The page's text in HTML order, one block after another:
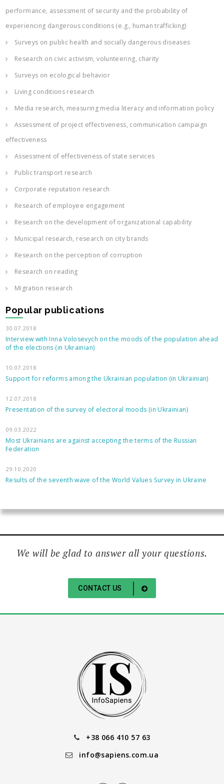
performance, assessment of security and the probability of
experiencing dangerous conditions (e.g., human trafficking)
Surveys on public health and socially dangerous diseases
Research on civic activism, volunteering, charity
Surveys on ecological behavior
Living conditions research
Media research, measuring media literacy and information policy
Assessment of project effectiveness, communication campaign
effectiveness
Assessment of effectiveness of state services
Public transport research
Corporate reputation research
Research of employee engagement
Research on the development of organizational capability
Municipal research, research on city brands
Research on the perception of corruption
Research on reading
Migration research
Popular publications
30.07.2018
Interview with Inna Volosevych on the moods of the population ahead
of the elections (in Ukrainian)
10.07.2018
Support for reforms among the Ukrainian population (in Ukrainian)
12.07.2018
Presentation of the survey of electoral moods (in Ukrainian)
09.03.2022
Most Ukrainians are against accepting the terms of the Russian
Federation
29.10.2020
Results of the seventh wave of the World Values Survey in Ukraine
We will be glad to answer all your questions.
CONTACT US
+38 066 410 57 63
info@sapiens.com.ua